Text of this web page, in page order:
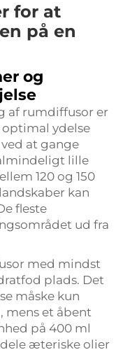
for at
på en
og
af rumdiffusor er
ydelse
at gange
lille
120 og 150
kan
fleste
ud fra
med mindst
plads. Det
måske kun
mens et åbent
på 400 ml
æteriske olier